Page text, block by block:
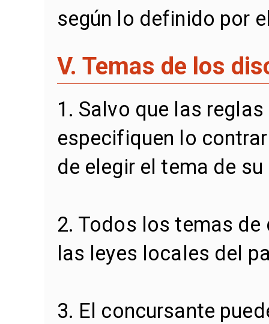
según lo definido por
V. Temas de los
1. Salvo que las
especifiquen lo
de elegir el tema de
2. Todos los temas
las leyes locales del
3. El concursante